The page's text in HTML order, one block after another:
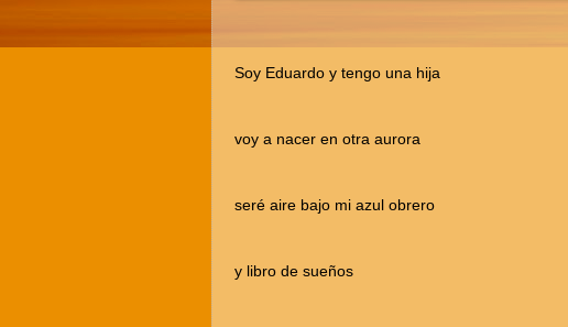
Soy Eduardo y tengo una hija
voy a nacer en otra aurora
seré aire bajo mi azul obrero
y libro de sueños